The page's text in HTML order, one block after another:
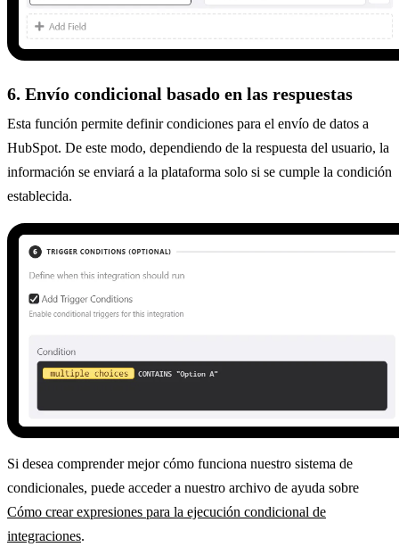
6. Envío condicional basado en las respuestas
Esta función permite definir condiciones para el envío de datos a
HubSpot. De este modo, dependiendo de la respuesta del usuario, la
información se enviará a la plataforma solo si se cumple la condición
establecida.
Si desea comprender mejor cómo funciona nuestro sistema de
condicionales, puede acceder a nuestro archivo de ayuda sobre
Cómo crear expresiones para la ejecución condicional de
integraciones.